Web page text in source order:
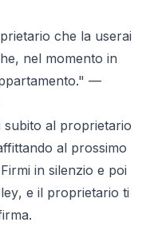
che la userai
nel momento in
—
subito al proprietario
al prossimo
in silenzio e poi
, e il proprietario ti